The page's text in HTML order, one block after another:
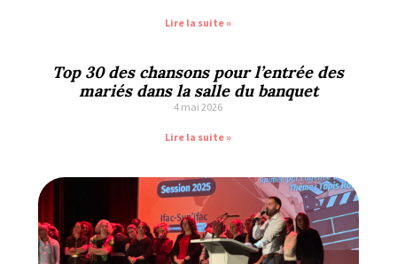
Lire la suite »
Top 30 des chansons pour l’entrée des
mariés dans la salle du banquet
4 mai 2026
Lire la suite »